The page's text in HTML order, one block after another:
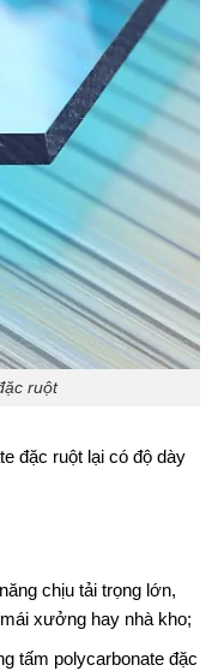
ruột
đặc ruột lại có độ dày
chịu tải trọng lớn,
xưởng hay nhà kho;
tấm polycarbonate đặc